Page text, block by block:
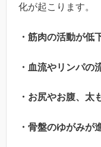
化が起こります。
・筋肉の活動が低
・血流やリンパの
・お尻やお腹、太
・骨盤のゆがみが